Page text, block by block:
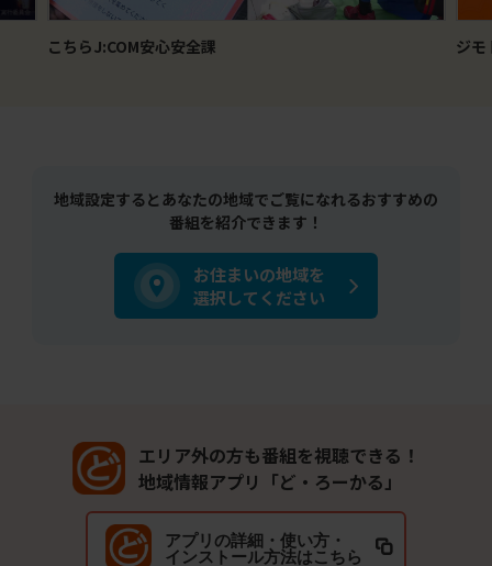
こちらJ:COM安心安全課 ジモ
地域設定するとあなたの地域でご覧になれるおすすめの
番組を紹介できます！
お住まいの地域を
選択してください
エリア外の方も番組を視聴できる！
地域情報アプリ「ど・ろーかる」
アプリの詳細・使い方・
インストール方法はこちら